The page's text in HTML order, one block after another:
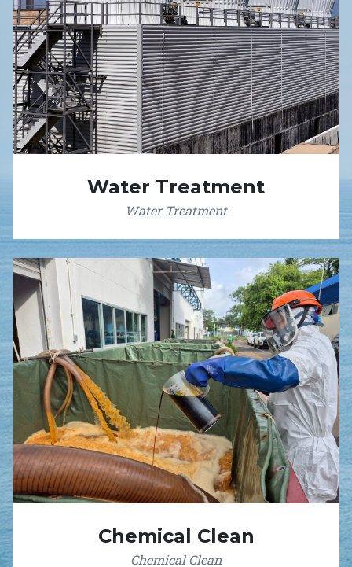
Water Treatment
Water Treatment
Chemical Clean
Chemical Clean